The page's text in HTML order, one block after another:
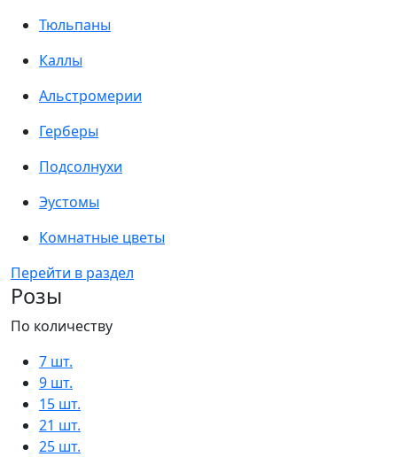
Тюльпаны
Каллы
Альстромерии
Герберы
Подсолнухи
Эустомы
Комнатные цветы
Перейти в раздел
Розы
По количеству
7 шт.
9 шт.
15 шт.
21 шт.
25 шт.